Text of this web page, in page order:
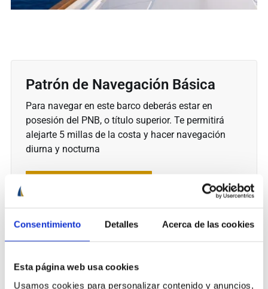
Consentimiento Detalles Acerca de las cookies
Esta página web usa cookies
Usamos cookies para personalizar contenido y anuncios,
Patrón de Navegación Básica
Para navegar en este barco deberás estar en
posesión del PNB, o título superior. Te permitirá
alejarte 5 millas de la costa y hacer navegación
diurna y nocturna
Enviar un mensaje